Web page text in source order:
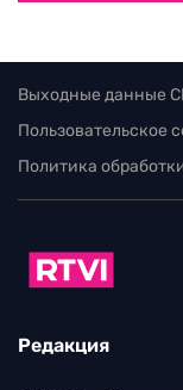
Выходные данные
Пользовательское
Политика
Редакция